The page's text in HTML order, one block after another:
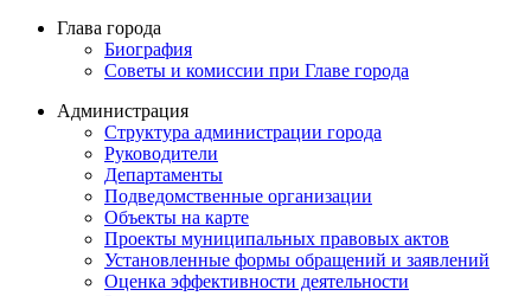
Глава города
Биография
Советы и комиссии при Главе города
Администрация
Структура администрации города
Руководители
Департаменты
Подведомственные организации
Объекты на карте
Проекты муниципальных правовых актов
Установленные формы обращений и заявлений
Оценка эффективности деятельности